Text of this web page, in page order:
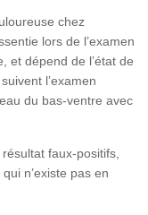
chez
lors de l’examen
et dépend de l’état de
l’examen
du bas-ventre avec
faux-positifs,
n’existe pas en